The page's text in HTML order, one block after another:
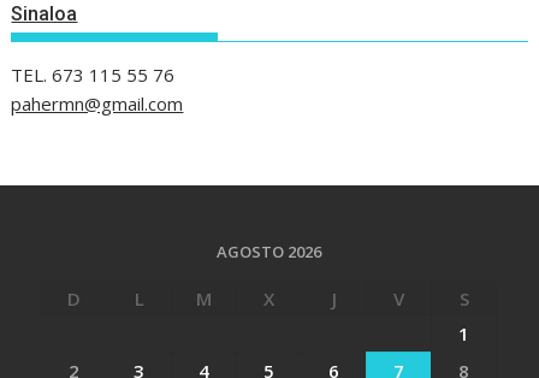
Sinaloa
TEL. 673 115 55 76
pahermn@gmail.com
AGOSTO 2026
D L M X J V
S
1
2
3 4 5 6 7 8